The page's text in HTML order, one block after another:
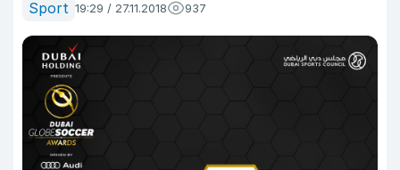
Sport 19:29 / 27.11.2018 937